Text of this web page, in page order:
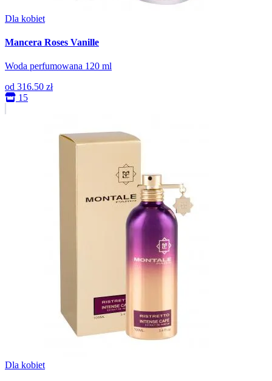
Dla kobiet
Mancera Roses Vanille
Woda perfumowana 120 ml
od 316.50 zł
15
Dla kobiet